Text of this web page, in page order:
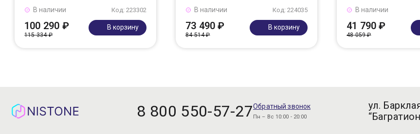
Код: 223302
В наличии
100 290 ₽
115 334 ₽
В корзину
Код: 224035
В наличии
73 490 ₽
84 514 ₽
В корзину
В наличии
41 790 ₽
48 059 ₽
8 800 550-57-27Обратный звонок
Пн – Вс 10:00 - 20:00
ул.